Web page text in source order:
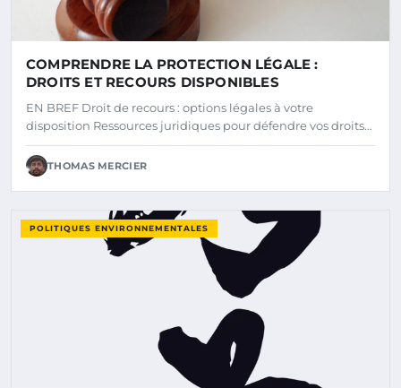
COMPRENDRE LA PROTECTION LÉGALE :
DROITS ET RECOURS DISPONIBLES
EN BREF Droit de recours : options légales à votre
disposition Ressources juridiques pour défendre vos droits…
THOMAS MERCIER
POLITIQUES ENVIRONNEMENTALES